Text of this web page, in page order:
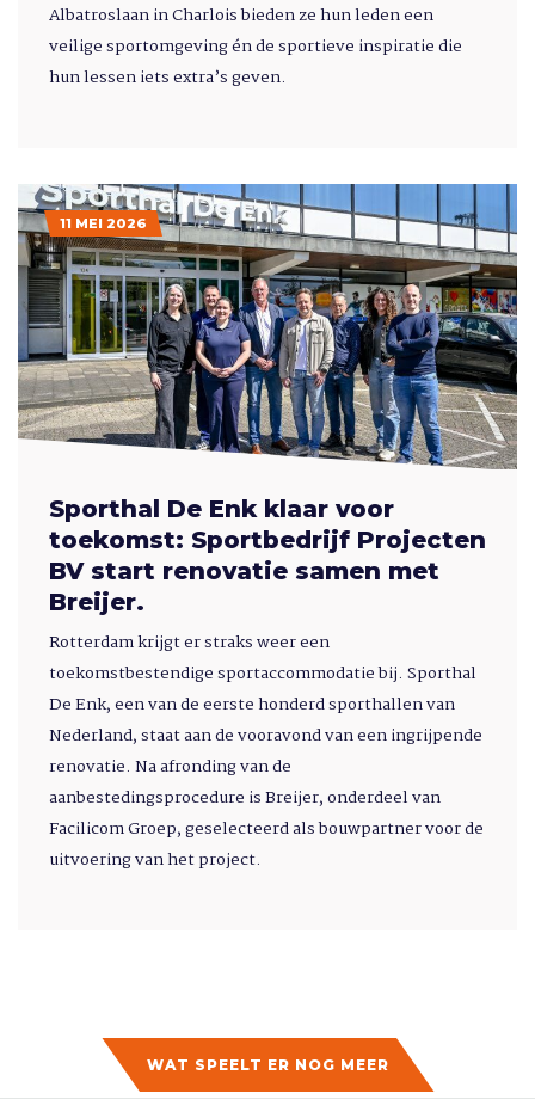
Albatroslaan in Charlois bieden ze hun leden een
veilige sportomgeving én de sportieve inspiratie die
hun lessen iets extra’s geven.
11 MEI 2026
Sporthal De Enk klaar voor
toekomst: Sportbedrijf Projecten
BV start renovatie samen met
Breijer.
Rotterdam krijgt er straks weer een
toekomstbestendige sportaccommodatie bij. Sporthal
De Enk, een van de eerste honderd sporthallen van
Nederland, staat aan de vooravond van een ingrijpende
renovatie. Na afronding van de
aanbestedingsprocedure is Breijer, onderdeel van
Facilicom Groep, geselecteerd als bouwpartner voor de
uitvoering van het project.
WAT SPEELT ER NOG MEER